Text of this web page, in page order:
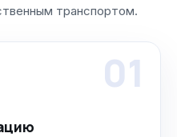
транспортом.
01